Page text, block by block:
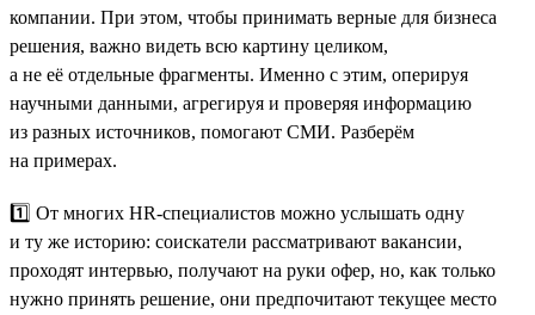
компании. При этом, чтобы принимать верные для бизнеса
решения, важно видеть всю картину целиком,
а не её отдельные фрагменты. Именно с этим, оперируя
научными данными, агрегируя и проверяя информацию
из разных источников, помогают СМИ. Разберём
на примерах.
1️⃣ От многих HR-специалистов можно услышать одну
и ту же историю: соискатели рассматривают вакансии,
проходят интервью, получают на руки офер, но, как только
нужно принять решение, они предпочитают текущее место